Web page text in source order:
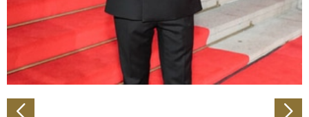
analysieren. Außerdem geben wir Informationen zu Ihrer
Verwendung unserer Website an unsere Partner für
soziale Medien, Werbung und Analysen weiter. Unsere
Partner führen diese Informationen möglicherweise mit
weiteren Daten zusammen, die Sie ihnen bereitgestellt
gesammelt haben.